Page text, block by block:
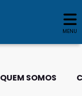
MENU
QUEM SOMOS